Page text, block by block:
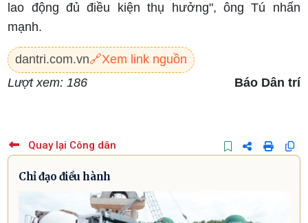
lao động đủ điều kiện thụ hưởng", ông Tú nhấn
mạnh.
dantri.com.vn🔗Xem link nguồn
Lượt xem: 186
Báo Dân trí
Quay lại Công dân
Chỉ đạo điều hành